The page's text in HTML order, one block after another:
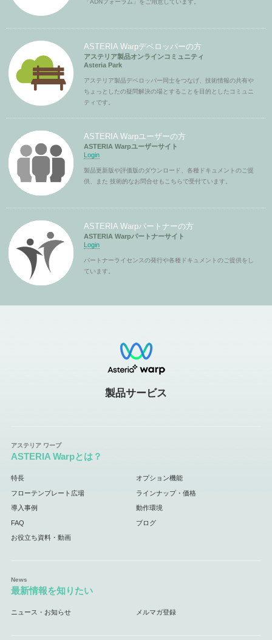
「ADNフォーラム」をご用意しています。
ASTERIA Warpデベロッパーの方
アステリア製品オンラインコミュニティ
Asteria Park
アステリア製品デベロッパー同士をつなげ、技術情報の共有や
ちょっとしたの疑問解決の場とすることを目的としたコミュニ
ティです。
ASTERIA Warpユーザーの方
ASTERIA Warpユーザーサイト
Login
製品更新版や評価版のダウンロード、各種ドキュメントのご提
供、また 技術的なお問合せもこちらで受付ています。
ASTERIA Warpパートナーの方
ASTERIA Warpパートナーサイト
Login
パートナーライセンスの発行や各種ドキュメントのご提供をし
ています。
製品サービス
ASTERIA Warpとは？
特長 オプション機能
フローテンプレート広場 ラインナップ・価格
導入事例 動作環境
FAQ ブログ
お役立ち資料・動画
最新情報を知りたい
ニュース・お知らせ メルマガ登録